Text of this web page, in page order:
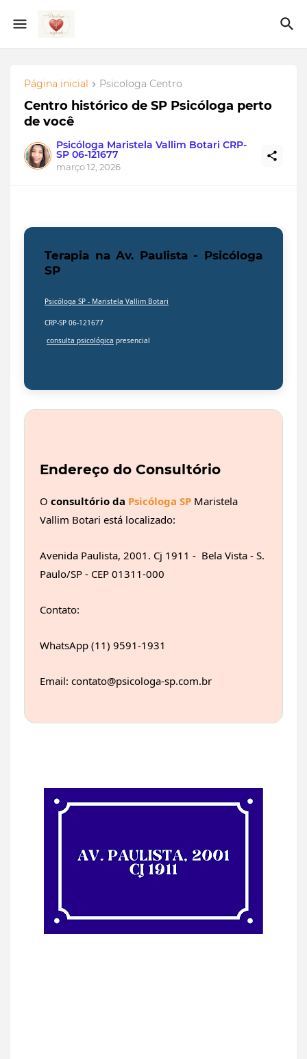
Página inicial Psicologa Centro
Centro histórico de SP Psicóloga perto
de você
Psicóloga Maristela Vallim Botari CRP-
SP 06-121677
março 12, 2026
Terapia na Av. Paulista - Psicóloga
SP
Psicóloga SP - Maristela Vallim Botari
CRP-SP 06-121677
consulta psicológica presencial
Endereço do Consultório
O consultório da Psicóloga SP Maristela
Vallim Botari está localizado:
Avenida Paulista, 2001. Cj 1911 - Bela Vista - S.
Paulo/SP - CEP 01311-000
Contato:
WhatsApp (11) 9591-1931
Email: contato@psicologa-sp.com.br